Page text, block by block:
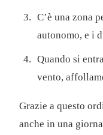
C’è una zona
autonomo, e i
Quando si
vento,
Grazie a questo
anche in una